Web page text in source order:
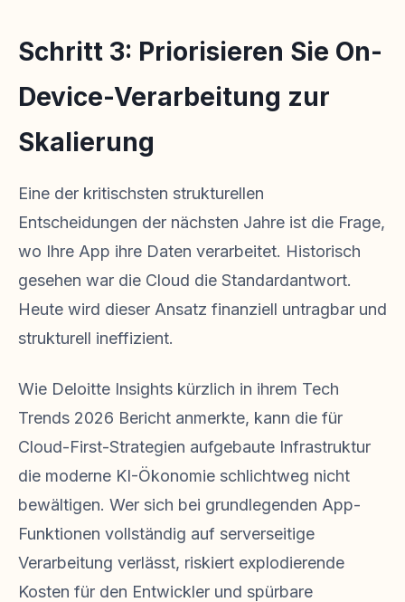
Schritt 3: Priorisieren Sie On-
Device-Verarbeitung zur
Skalierung
Eine der kritischsten strukturellen
Entscheidungen der nächsten Jahre ist die Frage,
wo Ihre App ihre Daten verarbeitet. Historisch
gesehen war die Cloud die Standardantwort.
Heute wird dieser Ansatz finanziell untragbar und
strukturell ineffizient.
Wie Deloitte Insights kürzlich in ihrem Tech
Trends 2026 Bericht anmerkte, kann die für
Cloud-First-Strategien aufgebaute Infrastruktur
die moderne KI-Ökonomie schlichtweg nicht
bewältigen. Wer sich bei grundlegenden App-
Funktionen vollständig auf serverseitige
Verarbeitung verlässt, riskiert explodierende
Kosten für den Entwickler und spürbare